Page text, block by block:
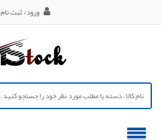
ورود/ ثبت نام